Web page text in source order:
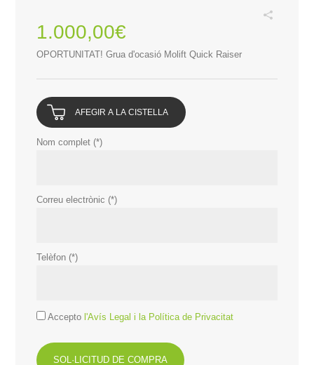
1.000,00€
OPORTUNITAT! Grua d'ocasió Molift Quick Raiser
AFEGIR A LA CISTELLA
Nom complet (*)
Correu electrònic (*)
Telèfon (*)
Accepto l'Avís Legal i la Política de Privacitat